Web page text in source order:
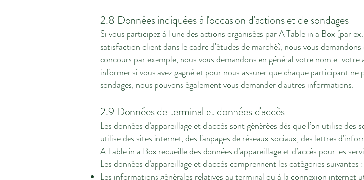
2.8 Données indiquées à l'occasion d'actions et de sondages
Si vous participez à l'une des actions organisées par A Table in a Box (par
satisfaction client dans le cadre d'études de marché), nous vous
concours par exemple, nous vous demandons en général votre nom et
informer si vous avez gagné et pour nous assurer que chaque participant
sondages, nous pouvons également vous demander d'autres informations.
2.9 Données de terminal et données d'accès
Les données d’appareillage et d’accès sont générées dès que l’on utilise
utilise des sites internet, des fanpages de réseaux sociaux, des lettres
A Table in a Box recueille des données d’appareillage et d’accès pour les
Les données d’appareillage et d’accès comprennent les catégories suivantes :
Les informations générales relatives au terminal ou à la connexion internet